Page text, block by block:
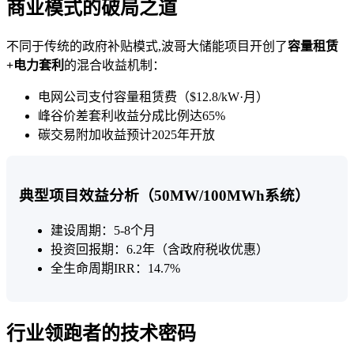
商业模式的破局之道
不同于传统的政府补贴模式,波哥大储能项目开创了容量租赁
+电力套利 的混合收益机制：
电网公司支付容量租赁费（$12.8/kW·月）
峰谷价差套利收益分成比例达65%
碳交易附加收益预计2025年开放
典型项目效益分析（50MW/100MWh系统）
建设周期：5-8个月
投资回报期：6.2年（含政府税收优惠）
全生命周期IRR：14.7%
行业领跑者的技术密码